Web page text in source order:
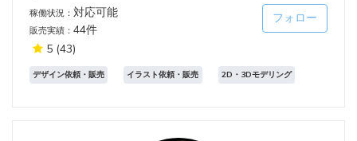
稼働状況： 対応可能
販売実績： 44件
5 (43)
フォロー
デザイン依頼・販売 イラスト依頼・販売 2D・3Dモデリング